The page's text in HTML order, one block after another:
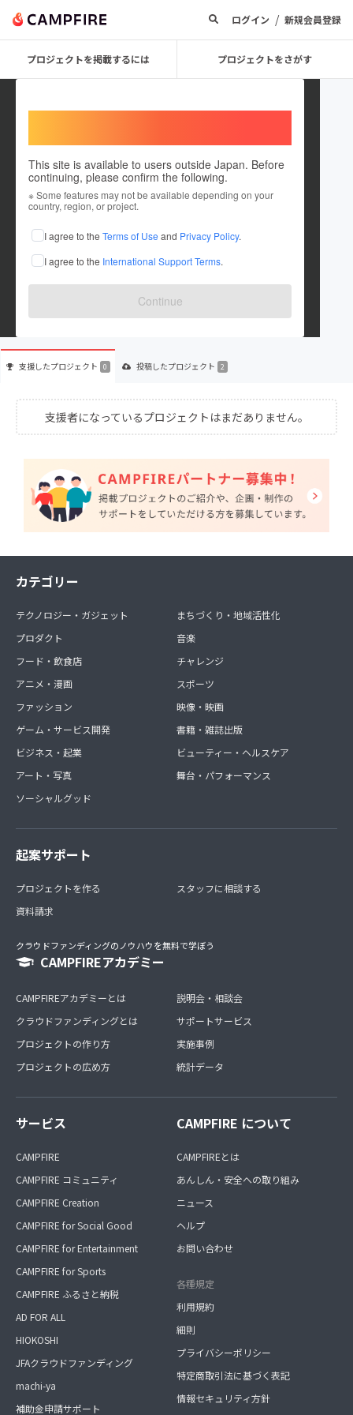
ログイン / 新規会員登録
プロジェクトを掲載するには プロジェクトをさがす
This site is available to users outside Japan. Before
continuing, please confirm the following.
※ Some features may not be available depending on your
country, region, or project.
I agree to the Terms of Use and Privacy Policy.
I agree to the International Support Terms.
Continue
DUAL RING
これまでに2件のプロジェクトを投稿しています
在住国：日本 現在地：山口県
出身国：日本 出身地：山口県
支援したプロジェクト 0 投稿したプロジェクト 2
支援者になっているプロジェクトはまだありません。
カテゴリー
テクノロジー・ガジェット
プロダクト
フード・飲食店
アニメ・漫画
ファッション
ゲーム・サービス開発
ビジネス・起業
アート・写真
ソーシャルグッド
まちづくり・地域活性化
音楽
チャレンジ
スポーツ
映像・映画
書籍・雑誌出版
ビューティー・ヘルスケア
舞台・パフォーマンス
起案サポート
プロジェクトを作る
資料請求
スタッフに相談する
クラウドファンディングのノウハウを無料で学ぼう
CAMPFIREアカデミー
CAMPFIREアカデミーとは
クラウドファンディングとは
プロジェクトの作り方
プロジェクトの広め方
説明会・相談会
サポートサービス
実施事例
統計データ
サービス
CAMPFIRE
CAMPFIRE コミュニティ
CAMPFIRE Creation
CAMPFIRE for Social Good
CAMPFIRE for Entertainment
CAMPFIRE for Sports
CAMPFIRE ふるさと納税
AD FOR ALL
HIOKOSHI
JFAクラウドファンディング
machi-ya
補助金申請サポート
CAMPFIRE について
CAMPFIREとは
あんしん・安全への取り組み
ニュース
ヘルプ
お問い合わせ
各種規定
利用規約
細則
プライバシーポリシー
特定商取引法に基づく表記
情報セキュリティ方針